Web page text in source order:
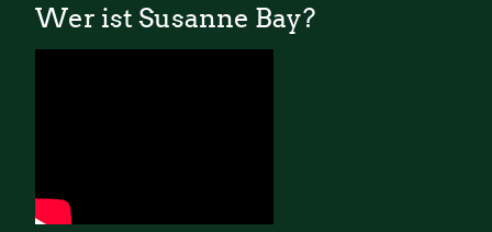
Wer ist Susanne Bay?